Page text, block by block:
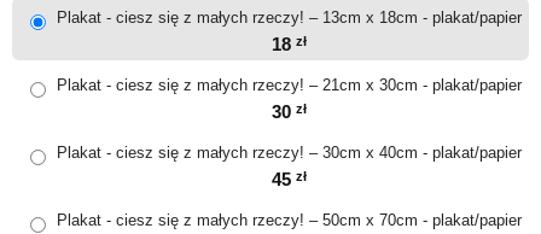
Plakat - ciesz się z małych rzeczy! – 13cm x 18cm - plakat/papier
18 zł
Plakat - ciesz się z małych rzeczy! – 21cm x 30cm - plakat/papier
30 zł
Plakat - ciesz się z małych rzeczy! – 30cm x 40cm - plakat/papier
45 zł
Plakat - ciesz się z małych rzeczy! – 50cm x 70cm - plakat/papier